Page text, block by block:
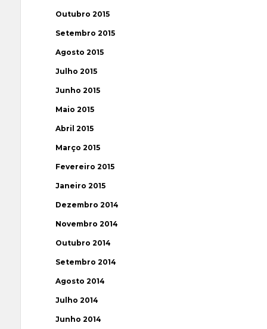
Outubro 2015
Setembro 2015
Agosto 2015
Julho 2015
Junho 2015
Maio 2015
Abril 2015
Março 2015
Fevereiro 2015
Janeiro 2015
Dezembro 2014
Novembro 2014
Outubro 2014
Setembro 2014
Agosto 2014
Julho 2014
Junho 2014